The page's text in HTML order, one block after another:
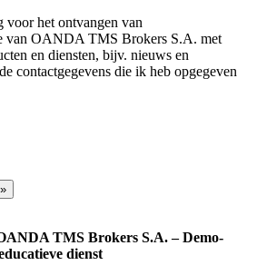
voor het ontvangen van
van OANDA TMS Brokers S.A. met
en diensten, bijv. nieuws en
contactgegevens die ik heb opgegeven
TMS Brokers S.A. – Demo-
dienst